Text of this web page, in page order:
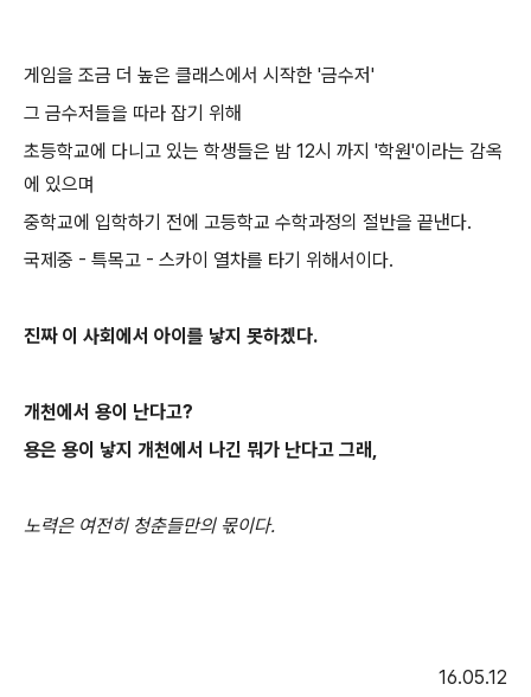
게임을 조금 더 높은 클래스에서 시작한 '금수저'
그 금수저들을 따라 잡기 위해
초등학교에 다니고 있는 학생들은 밤 12시 까지 '학원'이라는 감옥
에 있으며
중학교에 입학하기 전에 고등학교 수학과정의 절반을 끝낸다.
국제중 - 특목고 - 스카이 열차를 타기 위해서이다.
진짜 이 사회에서 아이를 낳지 못하겠다.
개천에서 용이 난다고?
용은 용이 낳지 개천에서 나긴 뭐가 난다고 그래,
노력은 여전히 청춘들만의 몫이다.
16.05.12